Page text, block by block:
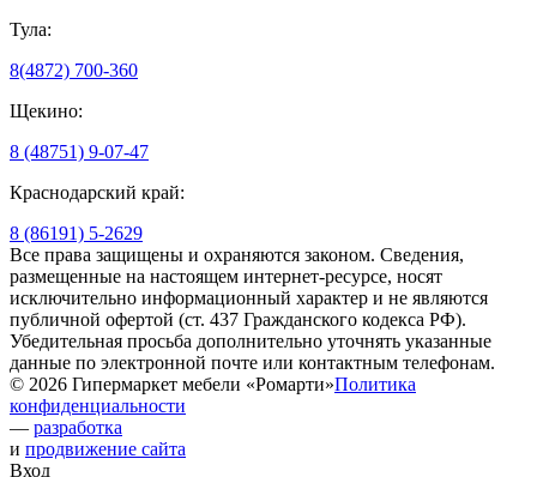
Тула:
8(4872) 700-360
Щекино:
8 (48751) 9-07-47
Краснодарский край:
8 (86191) 5-2629
Все права защищены и охраняются законом. Сведения,
размещенные на настоящем интернет-ресурсе, носят
исключительно информационный характер и не являются
публичной офертой (ст. 437 Гражданского кодекса РФ).
Убедительная просьба дополнительно уточнять указанные
данные по электронной почте или контактным телефонам.
© 2026 Гипермаркет мебели «Ромарти»Политика
конфиденциальности
— разработка
и продвижение сайта
Вход